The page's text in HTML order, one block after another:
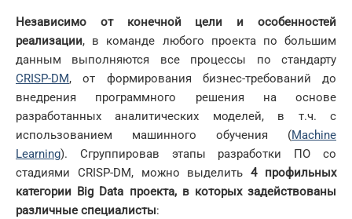
Независимо от конечной цели и особенностей
реализации, в команде любого проекта по большим
данным выполняются все процессы по стандарту
CRISP-DM, от формирования бизнес-требований до
внедрения программного решения на основе
разработанных аналитических моделей, в т.ч. с
использованием машинного обучения (Machine
Learning). Сгруппировав этапы разработки ПО со
стадиями CRISP-DM, можно выделить4 профильных
категории Big Data проекта, в которых задействованы
различные специалисты: